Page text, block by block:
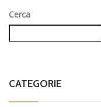
Cerca
CATEGORIE